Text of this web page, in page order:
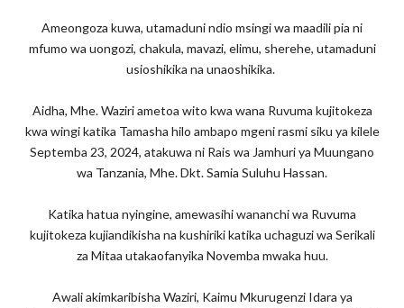
Ameongoza kuwa, utamaduni ndio msingi wa maadili pia ni
mfumo wa uongozi, chakula, mavazi, elimu, sherehe, utamaduni
usioshikika na unaoshikika.
Aidha, Mhe. Waziri ametoa wito kwa wana Ruvuma kujitokeza
kwa wingi katika Tamasha hilo ambapo mgeni rasmi siku ya kilele
Septemba 23, 2024, atakuwa ni Rais wa Jamhuri ya Muungano
wa Tanzania, Mhe. Dkt. Samia Suluhu Hassan.
Katika hatua nyingine, amewasihi wananchi wa Ruvuma
kujitokeza kujiandikisha na kushiriki katika uchaguzi wa Serikali
za Mitaa utakaofanyika Novemba mwaka huu.
Awali akimkaribisha Waziri, Kaimu Mkurugenzi Idara ya